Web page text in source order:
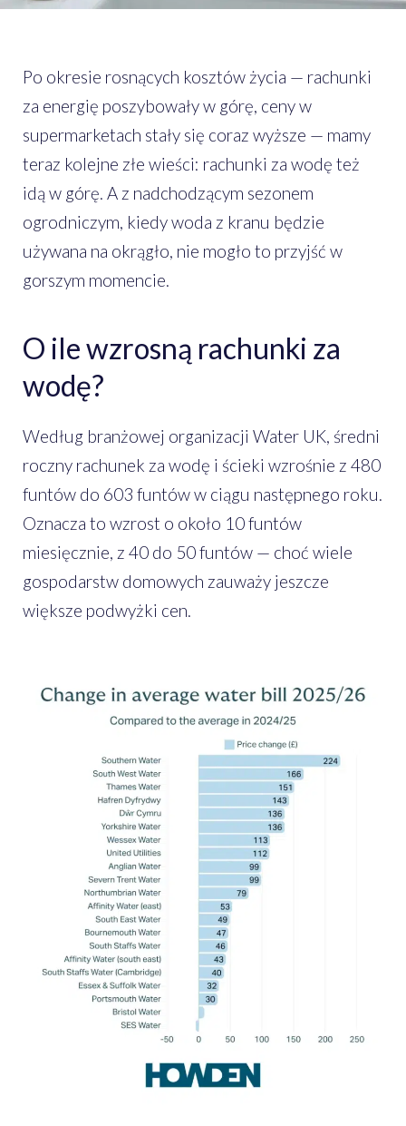
Po okresie rosnących kosztów życia — rachunki
za energię poszybowały w górę, ceny w
supermarketach stały się coraz wyższe — mamy
teraz kolejne złe wieści: rachunki za wodę też
idą w górę. A z nadchodzącym sezonem
ogrodniczym, kiedy woda z kranu będzie
używana na okrągło, nie mogło to przyjść w
gorszym momencie.
O ile wzrosną rachunki za
wodę?
Według branżowej organizacji Water UK, średni
roczny rachunek za wodę i ścieki wzrośnie z 480
funtów do 603 funtów w ciągu następnego roku.
Oznacza to wzrost o około 10 funtów
miesięcznie, z 40 do 50 funtów — choć wiele
gospodarstw domowych zauważy jeszcze
większe podwyżki cen.